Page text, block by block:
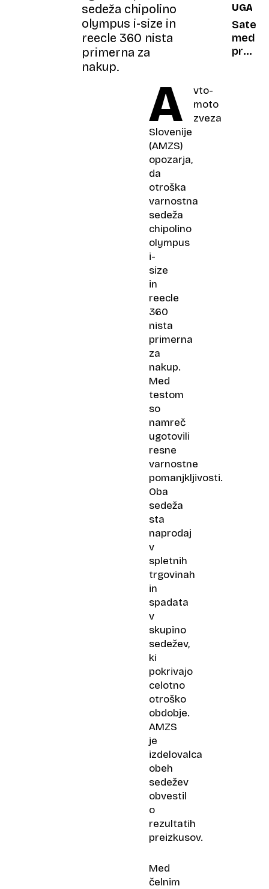
sedeža chipolino
olympus i-size in
reecle 360 nista
primerna za
nakup.
A
vto-
moto
zveza
Slovenije
(AMZS)
opozarja,
da
otroška
varnostna
sedeža
chipolino
olympus
i-
size
in
reecle
360
nista
primerna
za
nakup.
Med
testom
so
namreč
ugotovili
resne
varnostne
pomanjkljivosti.
Oba
sedeža
sta
naprodaj
v
spletnih
trgovinah
in
spadata
v
skupino
sedežev,
ki
pokrivajo
celotno
otroško
obdobje.
AMZS
je
izdelovalca
obeh
sedežev
obvestil
o
rezultatih
preizkusov.
Med
čelnim
pred
še
Sateliti
med